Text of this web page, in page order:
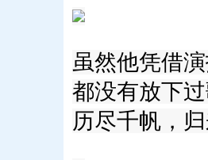
虽然他凭借
都没有放下
历尽千帆，